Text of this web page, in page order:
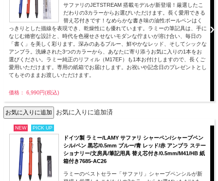
サファリのJETSTREAM 搭載モデルが新登場！厳選したこ
だわりの3カラーからお選びいただけます。長く愛用できる
替え芯付きです！なめらかな書き味の油性ボールペンはく
っきりとした描線を表現でき、乾燥性にも優れています。ラミーの筆記具は、手に
なじむ緻密な設計と、時代を色褪せさせないモダンな佇まいが溶け合い、毎日の
「書く」を美しく彩ります。深みのあるブルー、鮮やかなレッド、そしてシックな
アンブラ。洗練された3つのカラーから、あなたに寄り添うお気に入りの1本をお
選びください。ラミー純正のリフィル（M17EF）も1本お付けしますので、長くご
愛用いただけます。専用の紙箱でお届けします。お祝いや記念日のプレゼントとし
てもそのままお渡しいただけます。
価格： 6,990円(税込)
お気に入りに追加済
NEW PICK UP
ドイツ製 ラミー/LAMY サファリ シャーペン/シャープペン
シル/ペン 黒芯/0.5mm ブルー/青 レッド/赤 アンブラ ステー
ショナリー/文房具/筆記用具 替え芯付き/0.5mm/M41/HB 紙
箱付き7685-AC26
ラミーのベストセラー「サファリ」シャープペンシルが新